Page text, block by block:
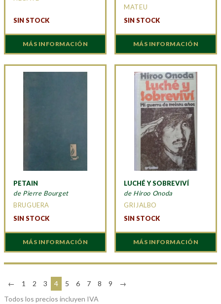
SIN STOCK
MÁS INFORMACIÓN
MATEU
SIN STOCK
MÁS INFORMACIÓN
PETAIN
de Pierre Bourget
BRUGUERA
SIN STOCK
MÁS INFORMACIÓN
LUCHÉ Y SOBREVIVÍ
de Hiroo Onoda
GRIJALBO
SIN STOCK
MÁS INFORMACIÓN
← 1 2 3 4 5 6 7 8 9
→
Todos los precios incluyen IVA